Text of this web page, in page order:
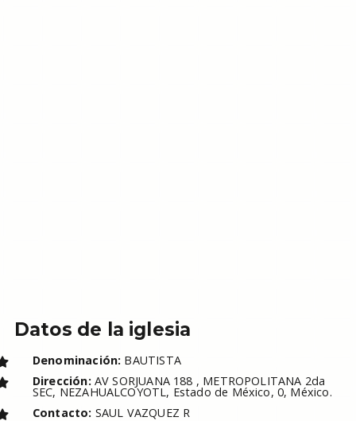
Datos de la iglesia
Denominación: BAUTISTA
Dirección: AV SORJUANA 188 , METROPOLITANA 2da
SEC, NEZAHUALCOYOTL, Estado de México, 0, México.
Contacto: SAUL VAZQUEZ R